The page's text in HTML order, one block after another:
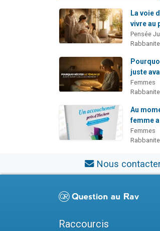
La voie
vivre au
Pensée
Rabbanite
juste
Femmes
Rabbanite
Au
femme
Femmes
Rabbanite
Nous
Raccourcis